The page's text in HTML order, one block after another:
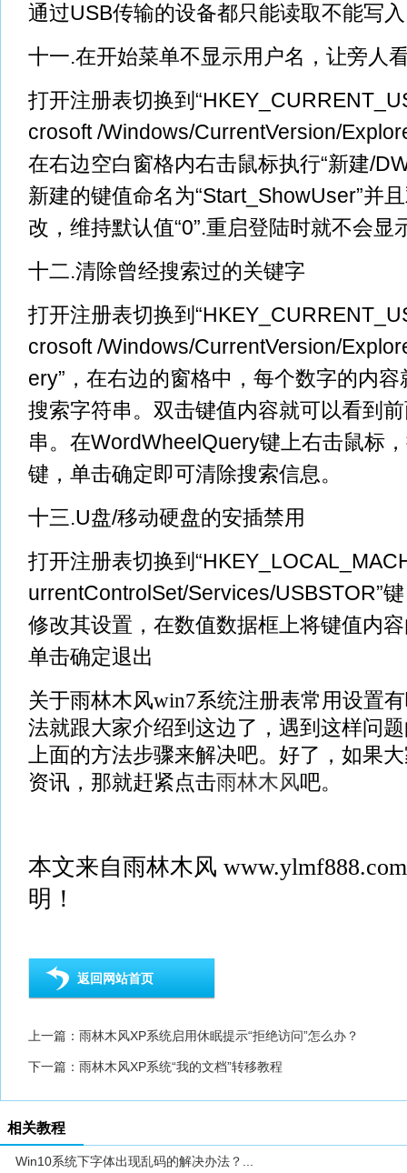
通过USB传输的设备都只能读取不能写
十一.在开始菜单不显示用户名，让旁人
打开注册表切换到
crosoft /Windows/CurrentVersion/
在右边空白窗格内右击鼠标执行“新建/
新建的键值命名为“Start_ShowUser”并
改，维持默认值“0”.重启登陆时就不会显
十二.清除曾经搜索过的关键字
打开注册表切换到
crosoft /Windows/CurrentVersion/
ery”，在右边的窗格中，每个数字的内
搜索字符串。双击键值内容就可以看到
串。在WordWheelQuery键上右击鼠标
键，单击确定即可清除搜索信息。
十三.U盘/移动硬盘的安插禁用
打开注册表切换到
urrentControlSet/Services/USBSTOR”
修改其设置，在数值数据框上将键值内容
单击确定退出
关于雨林木风win7系统注册表常用设置
法就跟大家介绍到这边了，遇到这样问
上面的方法步骤来解决吧。好了，如果
资讯，那就赶紧点击雨林木风吧。
本文来自雨林木风
明！
返回网站首页
上一篇： 雨林木风XP系统启用休眠提示“拒绝访问”怎么办？
下一篇： 雨林木风XP系统“我的文档”转移教程
相关教程
Win10系统下字体出现乱码的解决办法？...